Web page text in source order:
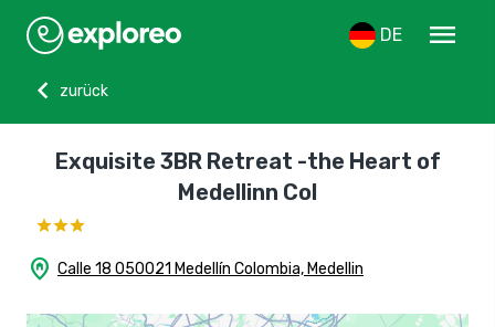
DE
menu
chevron_left
zurück
Exquisite 3BR Retreat -the Heart of
Medellinn Col
home_pin Calle 18 050021 Medellín Colombia, Medellin